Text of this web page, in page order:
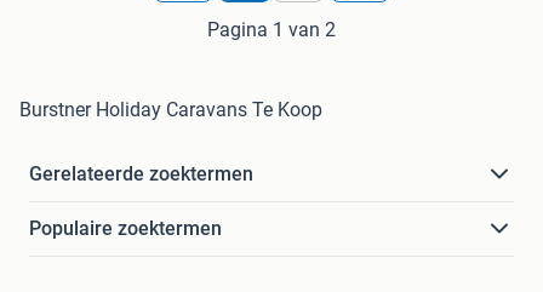
Pagina 1 van 2
Burstner Holiday Caravans Te Koop
Gerelateerde zoektermen
Populaire zoektermen